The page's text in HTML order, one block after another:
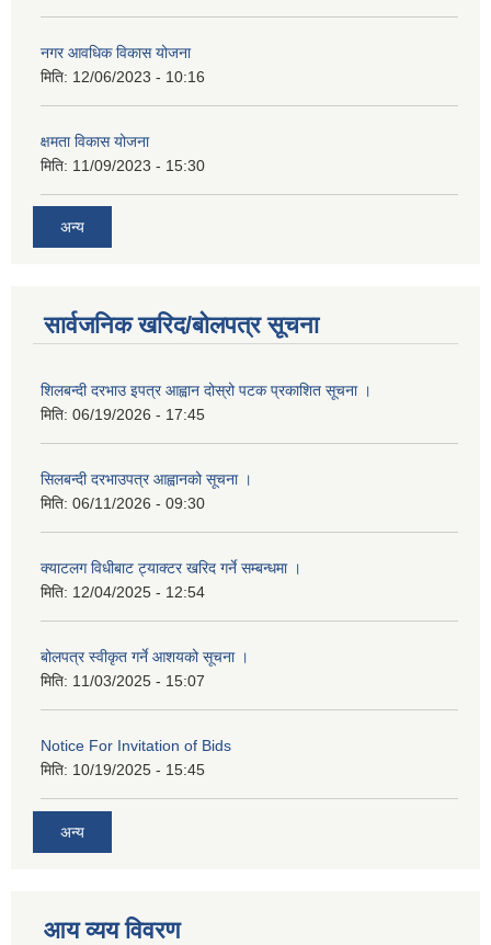
नगर आवधिक विकास योजना
मिति: 12/06/2023 - 10:16
क्षमता विकास योजना
मिति: 11/09/2023 - 15:30
अन्य
सार्वजनिक खरिद/बोलपत्र सूचना
शिलबन्दी दरभाउ इपत्र आह्वान दोस्रो पटक प्रकाशित सूचना ।
मिति: 06/19/2026 - 17:45
सिलबन्दी दरभाउपत्र आह्वानको सूचना ।
मिति: 06/11/2026 - 09:30
क्याटलग विधीबाट ट्याक्टर खरिद गर्ने सम्बन्धमा ।
मिति: 12/04/2025 - 12:54
बोलपत्र स्वीकृत गर्ने आशयको सूचना ।
मिति: 11/03/2025 - 15:07
Notice For Invitation of Bids
मिति: 10/19/2025 - 15:45
अन्य
आय व्यय विवरण